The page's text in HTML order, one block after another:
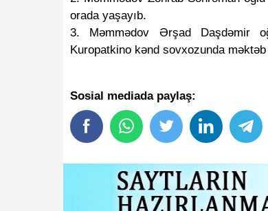
orada yaşayıb.
3. Məmmədov Ərşad Daşdəmir
Kuropatkino kənd sovxozunda
Sosial mediada paylaş:
DİN çağırış edir
şəkildə